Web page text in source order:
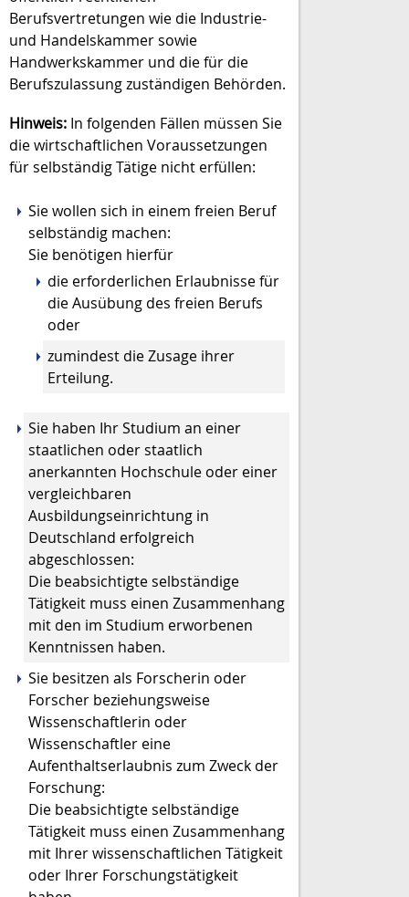
Berufsvertretungen wie die Industrie-
und Handelskammer sowie
Handwerkskammer und die für die
Berufszulassung zuständigen Behörden.
Hinweis: In folgenden Fällen müssen Sie
die wirtschaftlichen Voraussetzungen
für selbständig Tätige nicht erfüllen:
Sie wollen sich in einem freien Beruf
selbständig machen:
Sie benötigen hierfür
die erforderlichen Erlaubnisse für
die Ausübung des freien Berufs
oder
zumindest die Zusage ihrer
Erteilung.
Sie haben Ihr Studium an einer
staatlichen oder staatlich
anerkannten Hochschule oder einer
vergleichbaren
Ausbildungseinrichtung in
Deutschland erfolgreich
abgeschlossen:
Die beabsichtigte selbständige
Tätigkeit muss einen Zusammenhang
mit den im Studium erworbenen
Kenntnissen haben.
Sie besitzen als Forscherin oder
Forscher beziehungsweise
Wissenschaftlerin oder
Wissenschaftler eine
Aufenthaltserlaubnis zum Zweck der
Forschung:
Die beabsichtigte selbständige
Tätigkeit muss einen Zusammenhang
mit Ihrer wissenschaftlichen Tätigkeit
oder Ihrer Forschungstätigkeit